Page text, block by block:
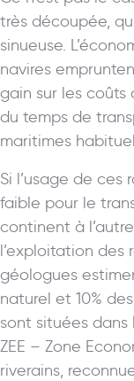
très découpée,
sinueuse.
navires
gain sur les coûts
du temps de
maritimes
Si l’usage de ces
faible pour le
continent à
l’exploitation des
géologues
naturel et 10%
sont situées
ZEE – Zone
riverains,